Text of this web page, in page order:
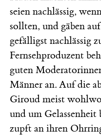
seien nachlässig,
sollten, und gäben
gefälligst nachlässig
Fernsehproduzent
guten
Männer an. Auf die
Giroud meist
und um
zupft an ihren